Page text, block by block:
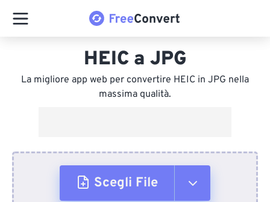
HEIC a JPG
La migliore app web per convertire HEIC in JPG nella
massima qualità.
Scegli File